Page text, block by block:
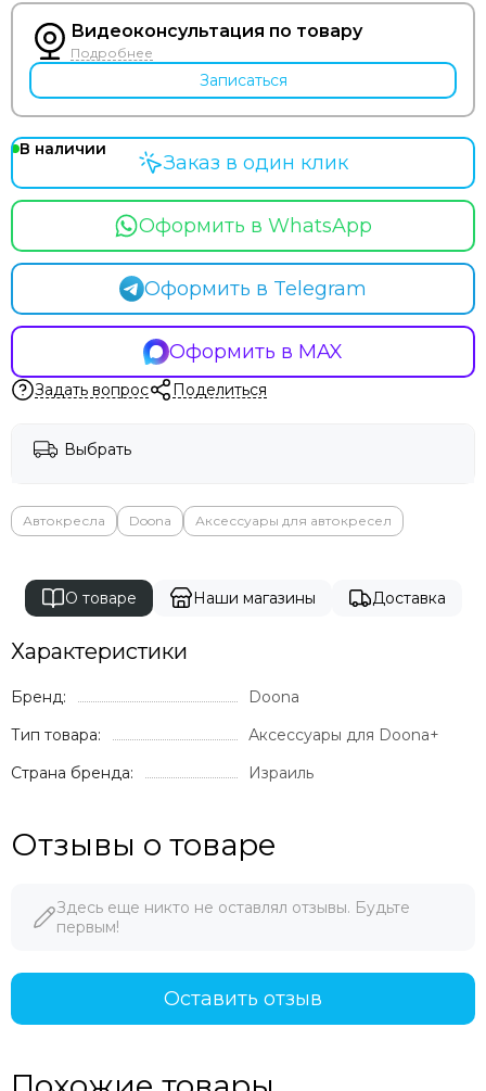
Видеоконсультация по товару
Подробнее
Записаться
В наличии
Оформить в WhatsApp
Оформить в Telegram
Оформить в MAX
Заказ в один клик
Задать вопрос Поделиться
Выбрать
Автокресла Doona Аксессуары для автокресел
О товаре Наши магазины Доставка
Характеристики
Бренд:
Doona
Тип товара:
Аксессуары для Doona+
Страна бренда:
Израиль
Отзывы о товаре
Здесь еще никто не оставлял отзывы. Будьте
первым!
Оставить отзыв